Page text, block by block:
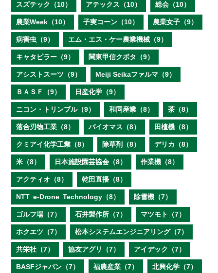
スズテック（10） アテックス（10） 総会（10）
農業Week（10） 子実コーン（10） 農業女子（9）
病害虫（9） エム・エス・ケー農業機械（9）
キャタピラー（9） 関東甲信クボタ（9）
アシストスーツ（9） Meiji Seikaファルマ（9）
ＢＡＳＦ（9） 日産化学（9）
ニコン・トリンブル（9） 和同産業（8） 茶（8）
落合刃物工業（8） バイオマス（8） 田植機（8）
クミアイ化学工業（8） 除草剤（8） デリカ（8）
米（8） 日本施設園芸協会（8） 作業機（8）
アクティオ（8） 乾田直播（8）
NTT e‐Drone Technology（8） 除雪機（7）
ゴルフ場（7） 石井製作所（7） マツモト（7）
ホクエツ（7） 松本システムエンジニアリング（7）
共栄社（7） 協友アグリ（7） アイデック（7）
BASFジャパン（7） 福農産業（7） 北興化学（7）